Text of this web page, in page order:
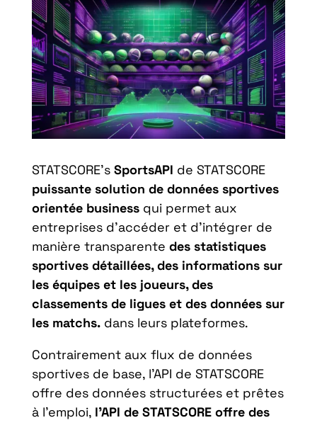
STATSCORE’s SportsAPI de STATSCORE
puissante solution de données sportives
orientée businessqui permet aux
entreprises d’accéder et d’intégrer de
manière transparente des statistiques
sportives détaillées, des informations sur
les équipes et les joueurs, des
classements de ligues et des données sur
les matchs.dans leurs plateformes.
Contrairement aux flux de données
sportives de base, l’API de STATSCORE
offre des données structurées et prêtes
à l’emploi, l’API de STATSCORE offre des